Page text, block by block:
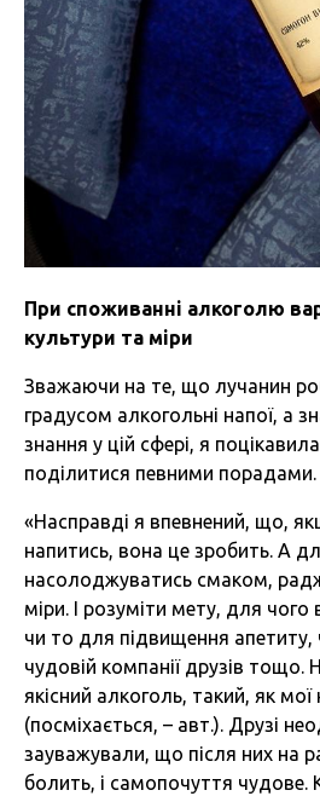
При споживанні алкоголю
культури та міри
Зважаючи на те, що лучанин
градусом алкогольні напої, а
знання у цій сфері, я
поділитися певними порадами.
«Насправді я впевнений, що,
напитись, вона це зробить. А
насолоджуватись смаком,
міри. І розуміти мету, для
чи то для підвищення
чудовій компанії друзів тощо.
якісний алкоголь, такий, як мої
(посміхається, – авт.). Друзі
зауважували, що після них на
болить, і самопочуття чудове.